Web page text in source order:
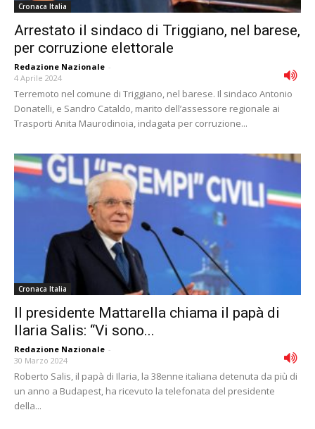
Cronaca Italia
Arrestato il sindaco di Triggiano, nel barese,
per corruzione elettorale
Redazione Nazionale -
4 Aprile 2024
Terremoto nel comune di Triggiano, nel barese. Il sindaco Antonio
Donatelli, e Sandro Cataldo, marito dell’assessore regionale ai
Trasporti Anita Maurodinoia, indagata per corruzione...
Cronaca Italia
Il presidente Mattarella chiama il papà di
Ilaria Salis: “Vi sono...
Redazione Nazionale -
30 Marzo 2024
Roberto Salis, il papà di Ilaria, la 38enne italiana detenuta da più di
un anno a Budapest, ha ricevuto la telefonata del presidente
della...